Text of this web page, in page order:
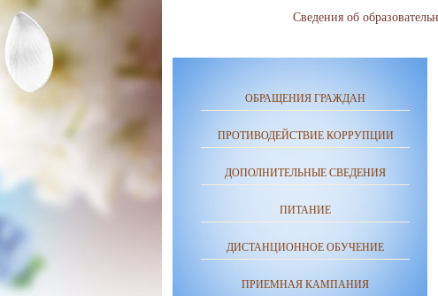
ОБРАЩЕНИЯ ГРАЖДАН
ПРОТИВОДЕЙСТВИЕ КОРРУПЦИИ
ДОПОЛНИТЕЛЬНЫЕ СВЕДЕНИЯ
ПИТАНИЕ
ДИСТАНЦИОННОЕ ОБУЧЕНИЕ
ПРИЕМНАЯ КАМПАНИЯ
Сведения об